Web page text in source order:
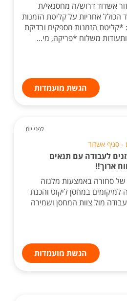
אשדוד דרוש/ה מחסנאי/ת
הכולל אחריות על קליטת הזמנות
*קליטת הזמנות מספקים ובדיקת
משלוח *פריקה, מי...
הגשת מועמדות
לפני יום
סניף אשדוד
לעבודה עם תנאים
ארוך!!
סחורה באמצעות מלגזה
במחסן ליקוט והכנת
מול צוות המחסן ושמירה
הגשת מועמדות